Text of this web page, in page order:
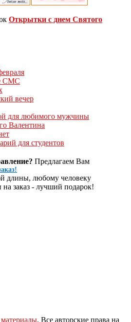
Открытки с днем Святого
СМС
вечер
для любимого мужчины
Валентина
для студентов
Предлагаем Вам
длины, любому человеку
заказ - лучший подарок!
материалы. Все авторские права на